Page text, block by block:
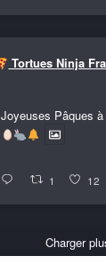
Tortues Ninja
Joyeuses Pâques
1 12
Charger